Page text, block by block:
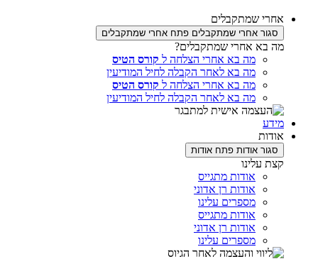
אחרי שמתקבלים
סגור אחרי שמתקבלים פתח אחרי שמתקבלים
מה בא אחרי שמתקבלים?
מה בא אחרי הצלחה ל קורס הטיס
מה בא לאחר הקבלה לחיל המודיעין
מה בא אחרי הצלחה ל קורס הטיס
מה בא לאחר הקבלה לחיל המודיעין
מידע
אודות
סגור אודות פתח אודות
קצת עלינו
אודות מתגייס
אודות רן אדוני
מספרים עלינו
אודות מתגייס
אודות רן אדוני
מספרים עלינו